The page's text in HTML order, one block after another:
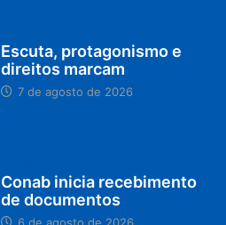
Escuta, protagonismo e
direitos marcam
7 de agosto de 2026
Conab inicia recebimento
de documentos